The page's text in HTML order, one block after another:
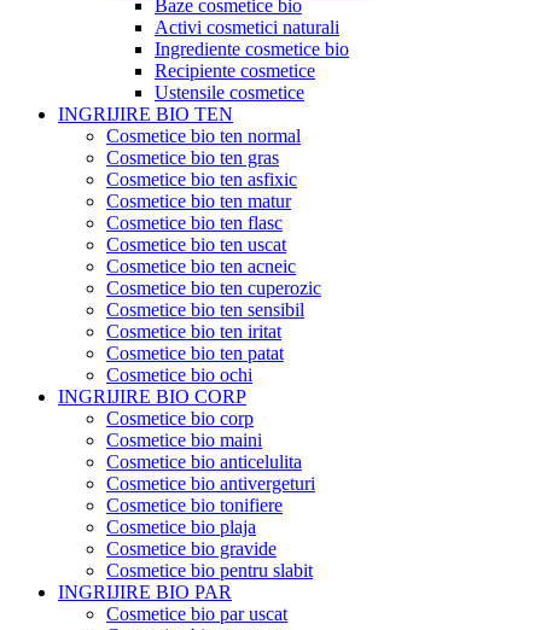
Baze cosmetice bio
Activi cosmetici naturali
Ingrediente cosmetice bio
Recipiente cosmetice
Ustensile cosmetice
INGRIJIRE BIO TEN
Cosmetice bio ten normal
Cosmetice bio ten gras
Cosmetice bio ten asfixic
Cosmetice bio ten matur
Cosmetice bio ten flasc
Cosmetice bio ten uscat
Cosmetice bio ten acneic
Cosmetice bio ten cuperozic
Cosmetice bio ten sensibil
Cosmetice bio ten iritat
Cosmetice bio ten patat
Cosmetice bio ochi
INGRIJIRE BIO CORP
Cosmetice bio corp
Cosmetice bio maini
Cosmetice bio anticelulita
Cosmetice bio antivergeturi
Cosmetice bio tonifiere
Cosmetice bio plaja
Cosmetice bio gravide
Cosmetice bio pentru slabit
INGRIJIRE BIO PAR
Cosmetice bio par uscat